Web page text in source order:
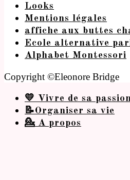
Looks
Mentions légales
affiche aux buttes
Ecole alternative
Alphabet Montessori
Copyright ©Eleonore Bridge
💛 Vivre de sa
📝Organiser sa vie
💁 A propos